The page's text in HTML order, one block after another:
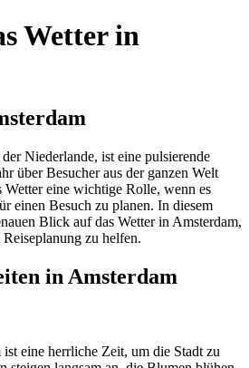
Wetter in
Niederlande, ist eine pulsierende
über Besucher aus der ganzen Welt
eine wichtige Rolle, wenn es
einen Besuch zu planen. In diesem
Blick auf das Wetter in Amsterdam,
zu helfen.
in Amsterdam
eine herrliche Zeit, um die Stadt zu